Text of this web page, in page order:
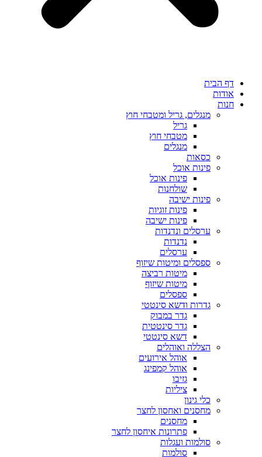
דף הבית
אודות
חנות
מנגלים, גריל ומטבחי חוץ
גריל
מטבחי חוץ
מנגלים
כסאות
פינות אוכל
פינות אוכל
שולחנות
פינות ישיבה
פינות זוגיות
פינות ישיבה
ערסלים ונדנדות
נדנדות
ערסלים
ספסלים ומיטות שיזוף
מיטות רביצה
מיטות שיזוף
ספסלים
גדרות ודשא סינטטי
גדר במבוק
גדר סינטטית
דשא סינטטי
הצללה ואוהלים
אוהל אירועים
אוהל קמפינג
גזיבו
ציליות
כלי גינון
מחסנים ואחסון לחצר
מחסנים
פתרונות איחסון לחצר
סולמות ועגלות
סולמות